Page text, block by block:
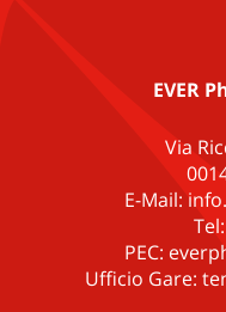
EVER
Via
E-Mail:
PEC:
Ufficio Gare: